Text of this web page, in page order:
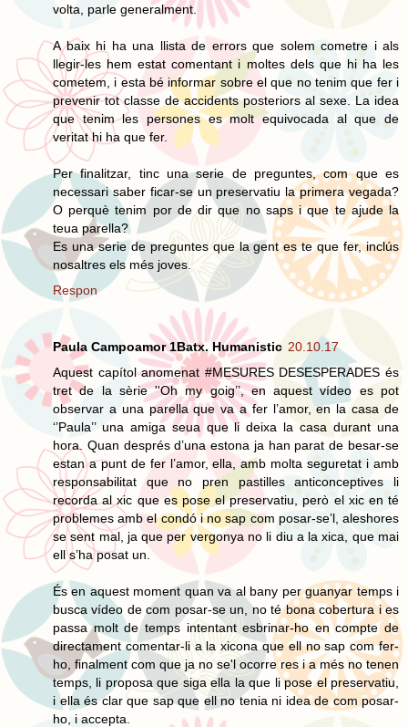
volta, parle generalment.
A baix hi ha una llista de errors que solem cometre i als
llegir-les hem estat comentant i moltes dels que hi ha les
cometem, i esta bé informar sobre el que no tenim que fer i
prevenir tot classe de accidents posteriors al sexe. La idea
que tenim les persones es molt equivocada al que de
veritat hi ha que fer.
Per finalitzar, tinc una serie de preguntes, com que es
necessari saber ficar-se un preservatiu la primera vegada?
O perquè tenim por de dir que no saps i que te ajude la
teua parella?
Es una serie de preguntes que la gent es te que fer, inclús
nosaltres els més joves.
Respon
Paula Campoamor 1Batx. Humanistic 20.10.17
Aquest capítol anomenat #MESURES DESESPERADES és
tret de la sèrie ''Oh my goig’’, en aquest vídeo es pot
observar a una parella que va a fer l’amor, en la casa de
‘’Paula’’ una amiga seua que li deixa la casa durant una
hora. Quan després d’una estona ja han parat de besar-se
estan a punt de fer l’amor, ella, amb molta seguretat i amb
responsabilitat que no pren pastilles anticonceptives li
recorda al xic que es pose el preservatiu, però el xic en té
problemes amb el condó i no sap com posar-se’l, aleshores
se sent mal, ja que per vergonya no li diu a la xica, que mai
ell s’ha posat un.
És en aquest moment quan va al bany per guanyar temps i
busca vídeo de com posar-se un, no té bona cobertura i es
passa molt de temps intentant esbrinar-ho en compte de
directament comentar-li a la xicona que ell no sap com fer-
ho, finalment com que ja no se'l ocorre res i a més no tenen
temps, li proposa que siga ella la que li pose el preservatiu,
i ella és clar que sap que ell no tenia ni idea de com posar-
ho, i accepta.